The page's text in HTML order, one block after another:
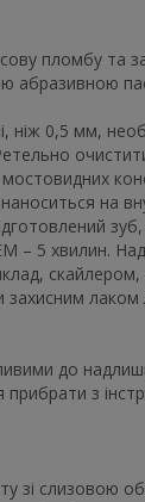
пломбу та
абразивною
ніж 0,5 мм,
на
5 хвилин.
захисним
до
прибрати з
зі слизовою